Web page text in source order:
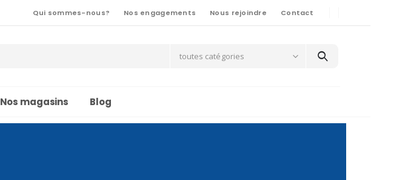
Qui sommes-nous? Nos engagements Nous rejoindre Contact
toutes catégories
Nos magasins Blog